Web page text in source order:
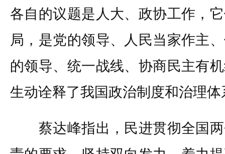
各自的议题是人大、政协工作，
局，是党的领导、人民当家作主
的领导、统一战线、协商民主有
生动诠释了我国政治制度和治理
蔡达峰指出，民进贯彻全国两